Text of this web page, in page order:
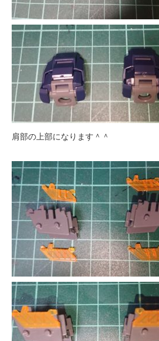
肩部の上部になります＾＾